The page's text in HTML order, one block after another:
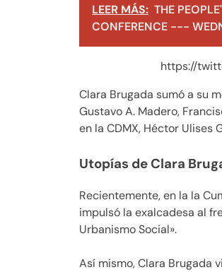
LEER MÁS: THE
CONFERENCE ---
https://
Clara Brugada sumó a su
Gustavo A. Madero,
en la CDMX, Héctor Ulises
Utopías de Clara
Recientemente, en la la
impulsó la exalcadesa al
Urbanismo Social».
Así mismo, Clara Brugada